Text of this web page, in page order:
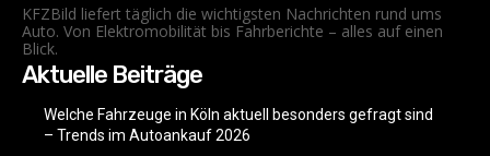
KFZBild liefert täglich die wichtigsten Nachrichten rund ums
Auto. Von Elektromobilität bis Fahrberichte – alles auf einen
Blick.
Aktuelle Beiträge
Welche Fahrzeuge in Köln aktuell besonders gefragt sind
– Trends im Autoankauf 2026